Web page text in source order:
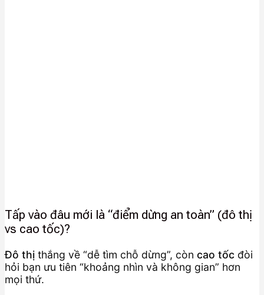
Tấp vào đâu mới là “điểm dừng an toàn” (đô thị
vs cao tốc)?
Đô thị thắng về “dễ tìm chỗ dừng”, còn cao tốc đòi
hỏi bạn ưu tiên “khoảng nhìn và không gian” hơn
mọi thứ.